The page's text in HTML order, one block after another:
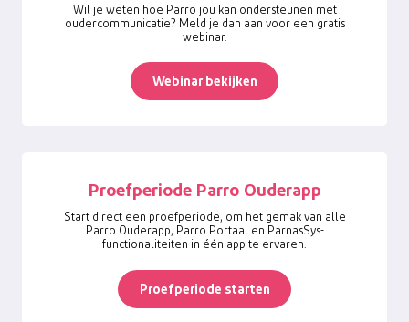
Wil je weten hoe Parro jou kan ondersteunen met
oudercommunicatie? Meld je dan aan voor een gratis
webinar.
Webinar bekijken
Proefperiode Parro Ouderapp
Start direct een proefperiode, om het gemak van alle
Parro Ouderapp, Parro Portaal en ParnasSys-
functionaliteiten in één app te ervaren.
Proefperiode starten